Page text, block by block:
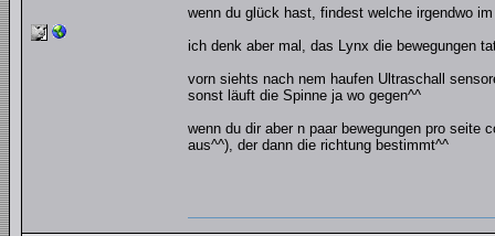
wenn du glück hast, findest welche irgendwo
ich denk aber mal, das Lynx die bewegungen
vorn siehts nach nem haufen Ultraschall
sonst läuft die Spinne ja wo gegen^^
wenn du dir aber n paar bewegungen pro
aus^^), der dann die richtung bestimmt^^